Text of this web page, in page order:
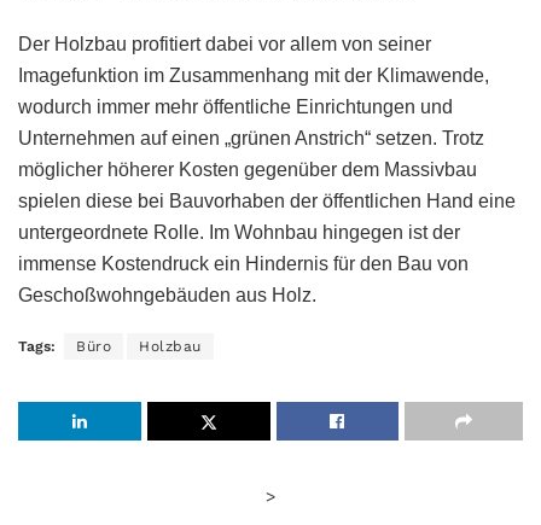
Der Holzbau profitiert dabei vor allem von seiner
Imagefunktion im Zusammenhang mit der Klimawende,
wodurch immer mehr öffentliche Einrichtungen und
Unternehmen auf einen „grünen Anstrich“ setzen. Trotz
möglicher höherer Kosten gegenüber dem Massivbau
spielen diese bei Bauvorhaben der öffentlichen Hand eine
untergeordnete Rolle. Im Wohnbau hingegen ist der
immense Kostendruck ein Hindernis für den Bau von
Geschoßwohngebäuden aus Holz.
Tags: Büro Holzbau
>